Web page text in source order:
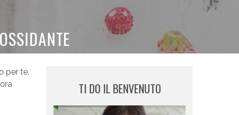
per te.
TI DO IL BENVENUTO